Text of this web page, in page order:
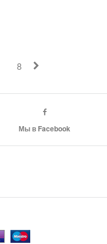
8
Мы в Facebook